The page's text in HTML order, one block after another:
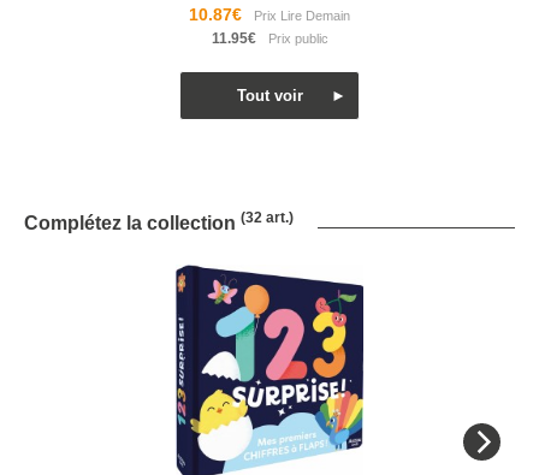
10.87€
11.95€
Complétez la collection (32 art.)